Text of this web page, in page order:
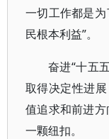
一切工作都是
民根本利益”。
奋进“十五
取得决定性进
值追求和前进
一颗纽扣。